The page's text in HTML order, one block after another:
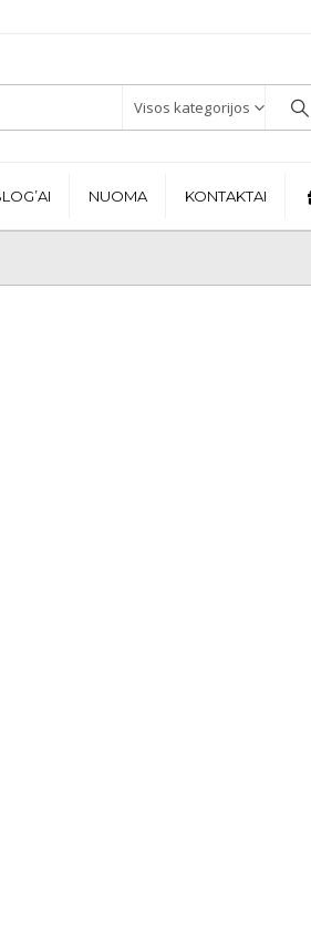
Visos kategorijos
NUOMA KONTAKTAI